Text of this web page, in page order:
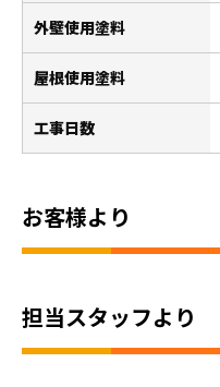
外壁使用塗料
屋根使用塗料
工事日数
お客様より
担当スタッフより